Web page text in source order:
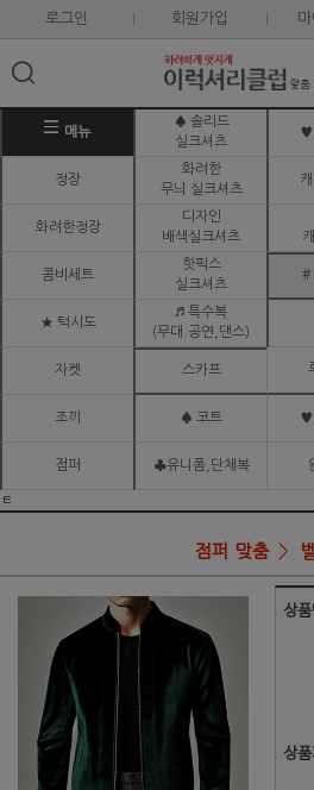
로그인 회원가입 마
메뉴
♠ 솔리드
실크셔츠
♥
정장
화려한
무늬 실크셔츠
화려한정장
디자인
배색실크셔츠
콤비세트
핫픽스
실크셔츠
#
★ 턱시도
♬ 특수복
(무대.공연,댄스)
자켓 스카프
조끼 ♠ 코트 ♥
점퍼 ♣유니폼,단체복
ㅌ
점퍼 맞춤
상품
상